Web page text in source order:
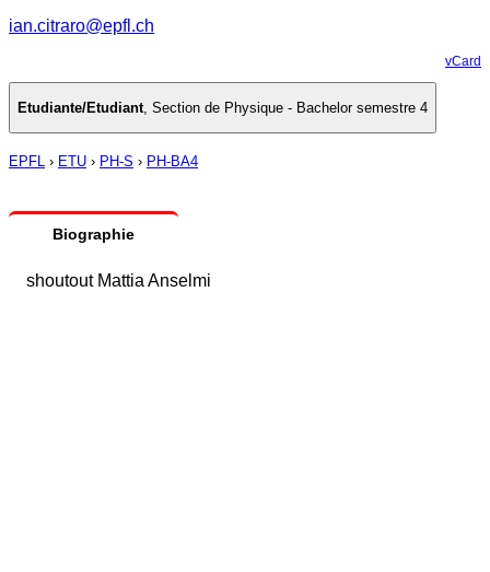
ian.citraro@epfl.ch
vCard
Etudiante/Etudiant, Section de Physique - Bachelor semestre 4
EPFL › ETU › PH-S › PH-BA4
Biographie
shoutout Mattia Anselmi